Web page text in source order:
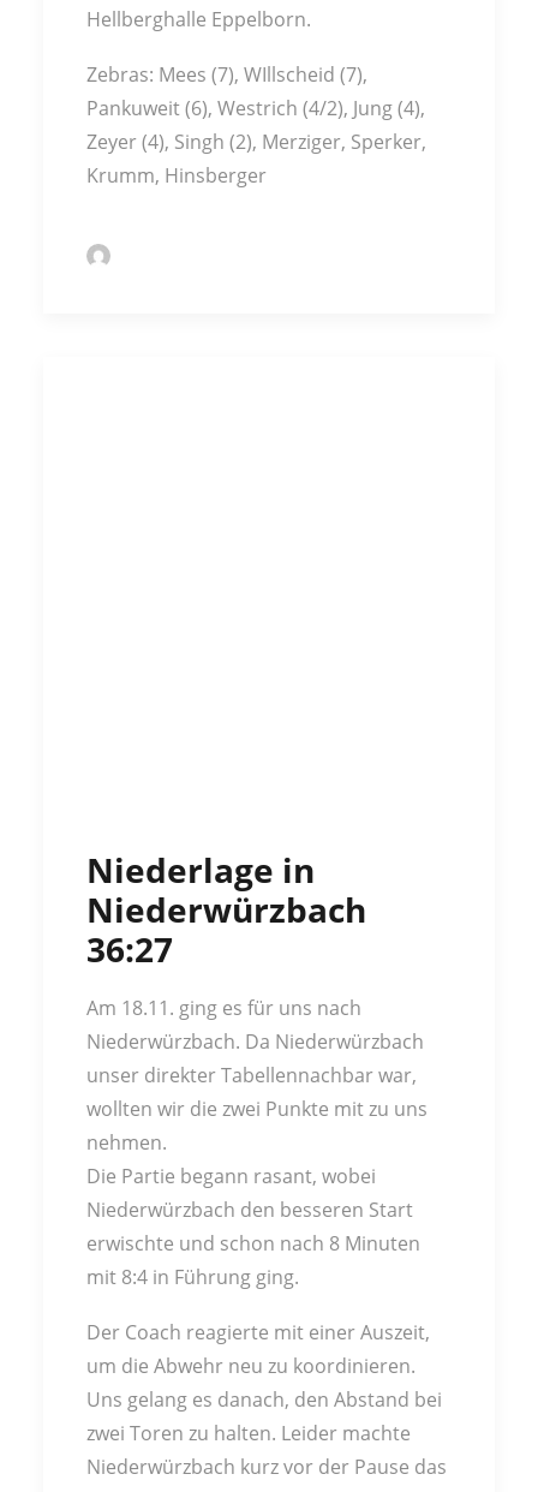
Hellberghalle Eppelborn.
Zebras: Mees (7), WIllscheid (7),
Pankuweit (6), Westrich (4/2), Jung (4),
Zeyer (4), Singh (2), Merziger, Sperker,
Krumm, Hinsberger
Niederlage in
Niederwürzbach
36:27
Am 18.11. ging es für uns nach
Niederwürzbach. Da Niederwürzbach
unser direkter Tabellennachbar war,
wollten wir die zwei Punkte mit zu uns
nehmen.
Die Partie begann rasant, wobei
Niederwürzbach den besseren Start
erwischte und schon nach 8 Minuten
mit 8:4 in Führung ging.
Der Coach reagierte mit einer Auszeit,
um die Abwehr neu zu koordinieren.
Uns gelang es danach, den Abstand bei
zwei Toren zu halten. Leider machte
Niederwürzbach kurz vor der Pause das